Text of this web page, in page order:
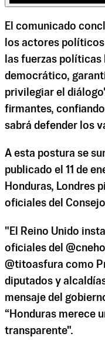
El comunicado
los actores
las fuerzas
democrático,
privilegiar el
firmantes,
sabrá defender los
A esta postura se
publicado el 11 de
Honduras, Londres
oficiales del
"El Reino Unido
oficiales del
@titoasfura como
diputados y
mensaje del
“Honduras merece
transparente".